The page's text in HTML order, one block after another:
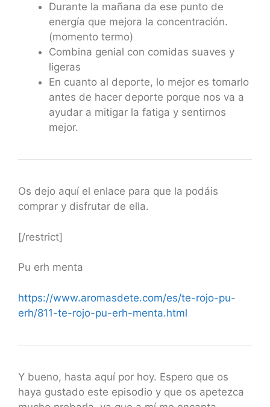
Durante la mañana da ese punto de
energía que mejora la concentración.
(momento termo)
Combina genial con comidas suaves y
ligeras
En cuanto al deporte, lo mejor es tomarlo
antes de hacer deporte porque nos va a
ayudar a mitigar la fatiga y sentirnos
mejor.
Os dejo aquí el enlace para que la podáis
comprar y disfrutar de ella.
[/restrict]
Pu erh menta
https://www.aromasdete.com/es/te-rojo-pu-
erh/811-te-rojo-pu-erh-menta.html
Y bueno, hasta aquí por hoy. Espero que os
haya gustado este episodio y que os apetezca